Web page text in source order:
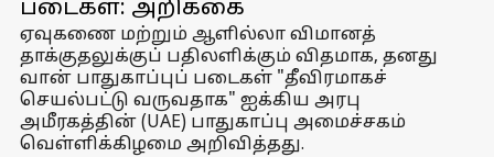
படைகள்: அறிக்கை
ஏவுகணை மற்றும் ஆளில்லா விமானத்
தாக்குதலுக்குப் பதிலளிக்கும் விதமாக, தனது
வான் பாதுகாப்புப் படைகள் "தீவிரமாகச்
செயல்பட்டு வருவதாக" ஐக்கிய அரபு
அமீரகத்தின் (UAE) பாதுகாப்பு அமைச்சகம்
வெள்ளிக்கிழமை அறிவித்தது.